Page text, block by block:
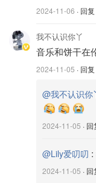
2024-11-06 · 回复
我不认识你丫
音乐和饼干在
2024-11-05 · 回复
@我不认识你
2024-11-05 · 回
@Lily爱叨叨 :
2024-11-05 · 回